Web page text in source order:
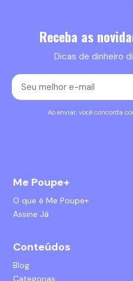
Receba as
Dicas de dinheiro
Ao enviar, você concorda
Me Poupe+
O que é Me Poupe+
Assine Já
Conteúdos
Blog
Categorias